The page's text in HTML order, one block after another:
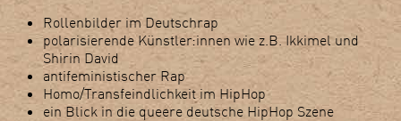
Rollenbilder im Deutschrap
polarisierende Künstler:innen wie z.B. Ikkimel und
Shirin David
antifeministischer Rap
Homo/Transfeindlichkeit im HipHop
ein Blick in die queere deutsche HipHop Szene